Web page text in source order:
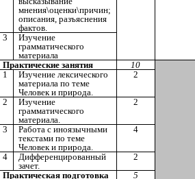
мнения\оценки\причин;
описания, разъяснения
фактов.
3
Изучение
грамматического
материала
Практические занятия
10
1
Изучение лексического
материала по теме
Человек и природа.
2
2
Изучение
грамматического
материала.
2
3
Работа с иноязычными
текстами по теме
Человек и природа.
4
4
Дифференцированный
зачет.
2
Практическая подготовка
5